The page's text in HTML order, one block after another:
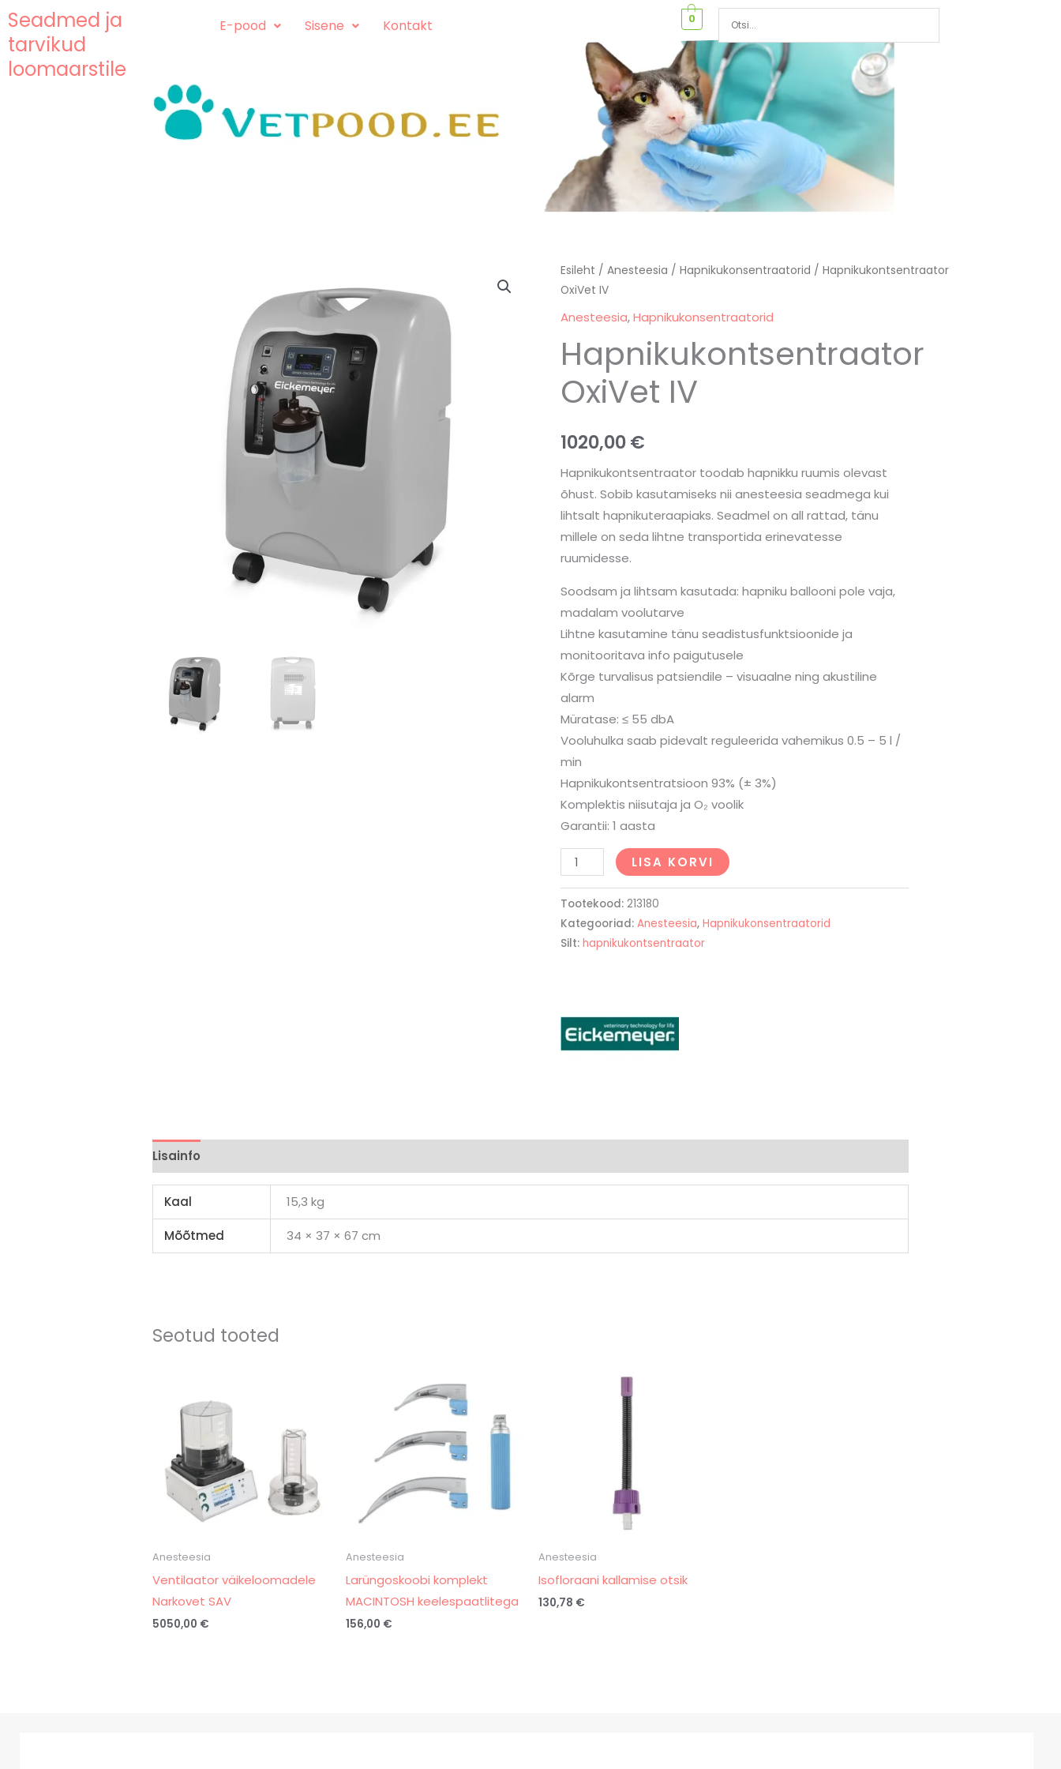
content
Skip
to
content
Seadmed ja
tarvikud
loomaarstile
E-pood Sisene Kontakt 0
Esileht /Anesteesia /Hapnikukonsentraatorid / Hapnikukontsentraator
OxiVet IV
Anesteesia,Hapnikukonsentraatorid
Hapnikukontsentraator
OxiVet IV
1020,00€
Hapnikukontsentraator toodab hapnikku ruumis olevast
õhust. Sobib kasutamiseks nii anesteesia seadmega kui
lihtsalt hapnikuteraapiaks. Seadmel on all rattad, tänu
millele on seda lihtne transportida erinevatesse
ruumidesse.
Soodsam ja lihtsam kasutada: hapniku ballooni pole vaja,
madalam voolutarve
Lihtne kasutamine tänu seadistusfunktsioonide ja
monitooritava info paigutusele
Kõrge turvalisus patsiendile – visuaalne ning akustiline
alarm
Müratase: ≤ 55 dbA
Vooluhulka saab pidevalt reguleerida vahemikus 0.5 – 5 l /
min
Hapnikukontsentratsioon 93% (± 3%)
Komplektis niisutaja ja O₂ voolik
Garantii: 1 aasta
Hapnikukontsentraator
OxiVet
IV
LISA KORVI
Tootekood:213180
Kategooriad:Anesteesia,Hapnikukonsentraatorid
Silt:hapnikukontsentraator
Lisainfo
Kaal 15,3 kg
Mõõtmed 34 × 37 × 67 cm
Seotud tooted
Anesteesia
Ventilaator väikeloomadele
Narkovet SAV
5050,00 €
Anesteesia
Larüngoskoobi komplekt
MACINTOSH keelespaatlitega
156,00 €
Anesteesia
Isofloraani kallamise otsik
130,78 €